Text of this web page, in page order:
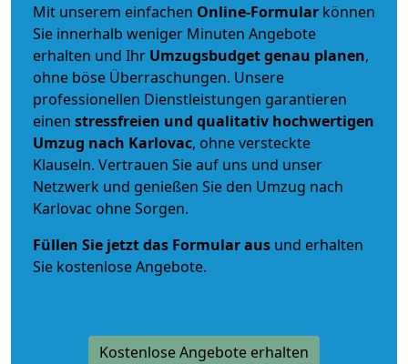
Mit unserem einfachen Online-Formular können
Sie innerhalb weniger Minuten Angebote
erhalten und Ihr Umzugsbudgetgenau planen,
ohne böse Überraschungen. Unsere
professionellen Dienstleistungen garantieren
einen stressfreien und qualitativ hochwertigen
Umzug nach Karlovac, ohne versteckte
Klauseln. Vertrauen Sie auf uns und unser
Netzwerk und genießen Sie den Umzug nach
Karlovac ohne Sorgen.
Füllen Sie jetzt das Formular aus und erhalten
Sie kostenlose Angebote.
Kostenlose Angebote erhalten